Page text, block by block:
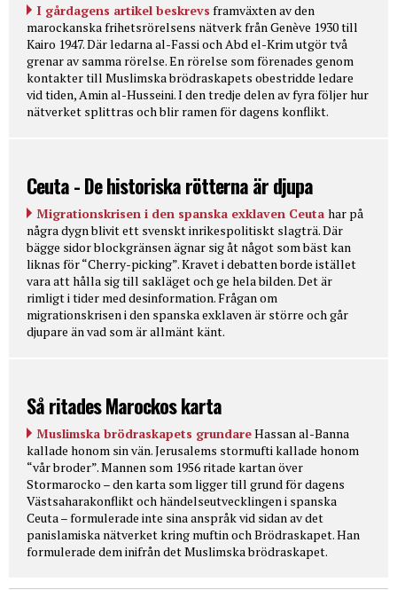
I gårdagens artikel beskrevs framväxten av den
marockanska frihetsrörelsens nätverk från Genève 1930 till
Kairo 1947. Där ledarna al-Fassi och Abd el-Krim utgör två
grenar av samma rörelse. En rörelse som förenades genom
kontakter till Muslimska brödraskapets obestridde ledare
vid tiden, Amin al-Husseini. I den tredje delen av fyra följer hur
nätverket splittras och blir ramen för dagens konflikt.
Ceuta - De historiska rötterna är djupa
Migrationskrisen i den spanska exklaven Ceuta har på
några dygn blivit ett svenskt inrikespolitiskt slagträ. Där
bägge sidor blockgränsen ägnar sig åt något som bäst kan
liknas för “Cherry-picking”. Kravet i debatten borde istället
vara att hålla sig till sakläget och ge hela bilden. Det är
rimligt i tider med desinformation. Frågan om
migrationskrisen i den spanska exklaven är större och går
djupare än vad som är allmänt känt.
Så ritades Marockos karta
Muslimska brödraskapets grundareHassan al-Banna
kallade honom sin vän. Jerusalems stormufti kallade honom
“vår broder”. Mannen som 1956 ritade kartan över
Stormarocko – den karta som ligger till grund för dagens
Västsaharakonflikt och händelseutvecklingen i spanska
Ceuta – formulerade inte sina anspråk vid sidan av det
panislamiska nätverket kring muftin och Brödraskapet. Han
formulerade dem inifrån det Muslimska brödraskapet.